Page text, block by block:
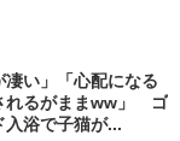
凄い」「心配になる
れるがままww」 ゴ
入浴で子猫が...